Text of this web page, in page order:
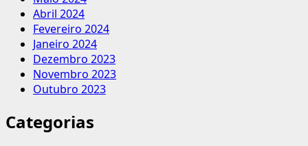
Abril 2024
Fevereiro 2024
Janeiro 2024
Dezembro 2023
Novembro 2023
Outubro 2023
Categorias